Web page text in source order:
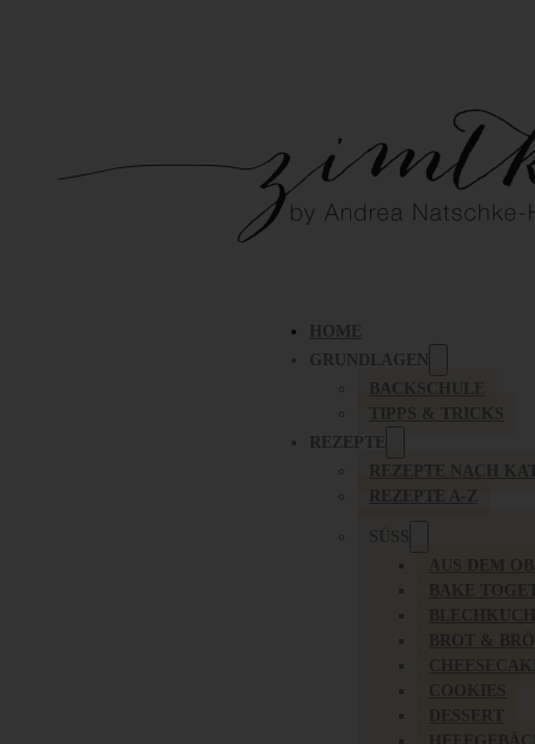
HOME
GRUNDLAGEN
BACKSCHULE
TIPPS & TRICKS
REZEPTE
REZEPTE NACH
REZEPTE A-Z
SÜSS